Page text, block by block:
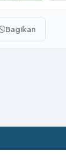
Bagikan